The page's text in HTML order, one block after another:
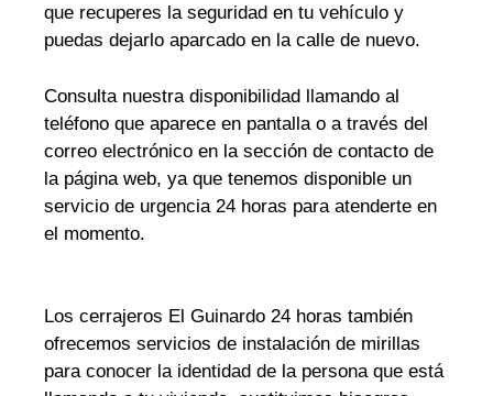
que recuperes la seguridad en tu vehículo y
puedas dejarlo aparcado en la calle de nuevo.
Consulta nuestra disponibilidad llamando al
teléfono que aparece en pantalla o a través del
correo electrónico en la sección de contacto de
la página web, ya que tenemos disponible un
servicio de urgencia 24 horas para atenderte en
el momento.
Los cerrajeros El Guinardo 24 horas también
ofrecemos servicios de instalación de mirillas
para conocer la identidad de la persona que está